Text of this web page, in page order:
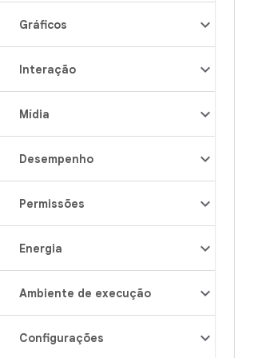
Gráficos
Interação
Mídia
Desempenho
Permissões
Energia
Ambiente de execução
Configurações